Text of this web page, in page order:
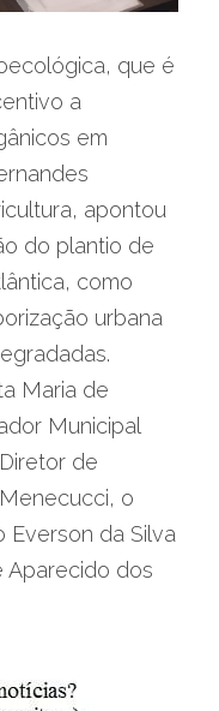
que é
a
em
apontou
do plantio de
como
urbana
Maria de
Municipal
de
o
Everson da Silva
Aparecido dos